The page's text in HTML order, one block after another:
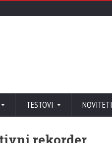
TESTOVI NOVITETI
rekorder